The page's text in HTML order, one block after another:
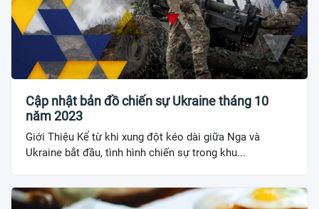
Cập nhật bản đồ chiến sự Ukraine tháng 10
năm 2023
Giới Thiệu Kể từ khi xung đột kéo dài giữa Nga và
Ukraine bắt đầu, tình hình chiến sự trong khu...